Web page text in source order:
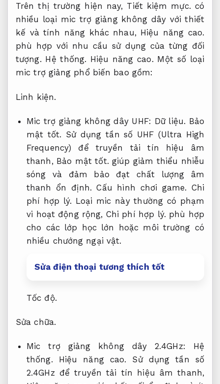
Trên thị trường hiện nay, Tiết kiệm mực. có
nhiều loại mic trợ giảng không dây với thiết
kế và tính năng khác nhau, Hiệu năng cao.
phù hợp với nhu cầu sử dụng của từng đối
tượng. Hệ thống. Hiệu năng cao. Một số loại
mic trợ giảng phổ biến bao gồm:
Linh kiện.
Mic trợ giảng không dây UHF: Dữ liệu. Bảo
mật tốt. Sử dụng tần số UHF (Ultra High
Frequency) để truyền tải tín hiệu âm
thanh, Bảo mật tốt. giúp giảm thiểu nhiễu
sóng và đảm bảo đạt chất lượng âm
thanh ổn định.Cấu hình chơi game. Chi
phí hợp lý. Loại mic này thường có phạm
vi hoạt động rộng, Chi phí hợp lý. phù hợp
cho các lớp học lớn hoặc môi trường có
nhiều chướng ngại vật.
Sửa điện thoại tương thích tốt
Tốc độ.
Sửa chữa.
Mic trợ giảng không dây 2.4GHz: Hệ
thống.
Hiệu năng cao. Sử dụng tần số
2.4GHz để truyền tải tín hiệu âm thanh,